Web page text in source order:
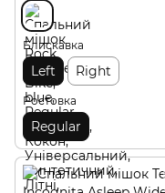
Блискавка
Left Right
Ростовка
Regular